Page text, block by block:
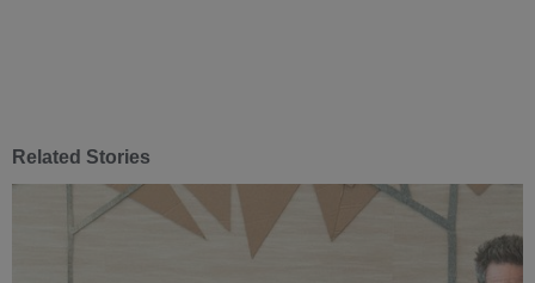
Related Stories